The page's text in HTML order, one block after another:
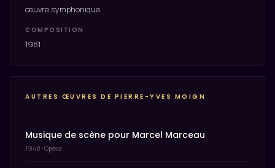
œuvre symphonique
COMPOSITION
1981
AUTRES ŒUVRES DE PIERRE-YVES MOIGN
Musique de scène pour Marcel Marceau
1948 · Opera